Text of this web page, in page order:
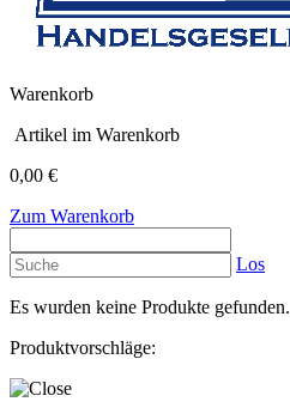
Warenkorb
Artikel im Warenkorb
0,00 €
Zum Warenkorb
Los
Es wurden keine Produkte gefunden.
Produktvorschläge: